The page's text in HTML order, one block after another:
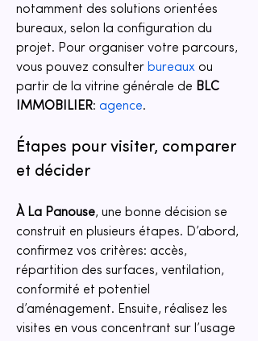
notamment des solutions orientées
bureaux, selon la configuration du
projet. Pour organiser votre parcours,
vous pouvez consulter bureaux ou
partir de la vitrine générale de BLC
IMMOBILIER: agence.
Étapes pour visiter, comparer
et décider
À La Panouse, une bonne décision se
construit en plusieurs étapes. D’abord,
confirmez vos critères: accès,
répartition des surfaces, ventilation,
conformité et potentiel
d’aménagement. Ensuite, réalisez les
visites en vous concentrant sur l’usage